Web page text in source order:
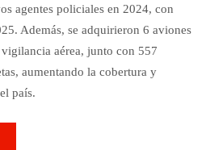
agentes policiales en 2024, con
Además, se adquirieron 6 aviones
aérea, junto con 557
aumentando la cobertura y
país.